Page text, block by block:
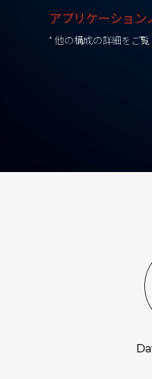
アプリケーション
* 他の構成の詳細をご覧